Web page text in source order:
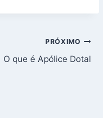
PRÓXIMO
O que é Apólice Dotal